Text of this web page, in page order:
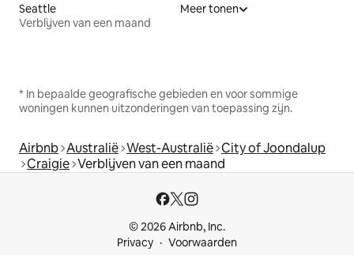
Seattle
Verblijven van een maand
Meer tonen
* In bepaalde geografische gebieden en voor sommige
woningen kunnen uitzonderingen van toepassing zijn.
Airbnb Australië West-Australië City of Joondalup
Craigie Verblijven van een maand
© 2026 Airbnb, Inc.
Privacy
Voorwaarden